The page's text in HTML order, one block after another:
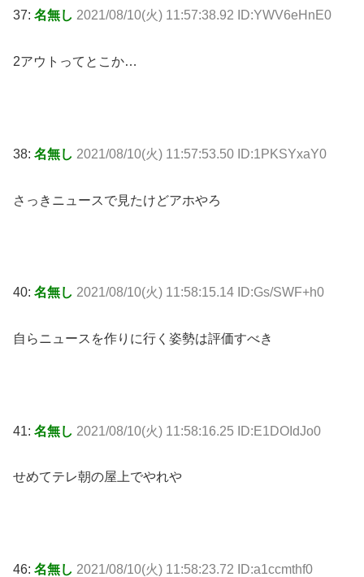
37: 名無し 2021/08/10(火) 11:57:38.92 ID:YWV6eHnE0
2アウトってとこか…
38: 名無し 2021/08/10(火) 11:57:53.50 ID:1PKSYxaY0
さっきニュースで見たけどアホやろ
40: 名無し 2021/08/10(火) 11:58:15.14 ID:Gs/SWF+h0
自らニュースを作りに行く姿勢は評価すべき
41: 名無し 2021/08/10(火) 11:58:16.25 ID:E1DOIdJo0
せめてテレ朝の屋上でやれや
46: 名無し 2021/08/10(火) 11:58:23.72 ID:a1ccmthf0